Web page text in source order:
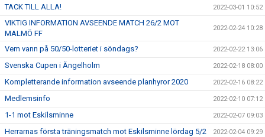
TACK TILL ALLA! 2022-03-01 10:52
VIKTIG INFORMATION AVSEENDE MATCH 26/2 MOT
MALMÖ FF
2022-02-24 10:28
Vem vann på 50/50-lotteriet i söndags? 2022-02-22 13:06
Svenska Cupen i Ängelholm 2022-02-18 08:00
Kompletterande information avseende planhyror 2020 2022-02-16 08:22
Medlemsinfo 2022-02-10 07:12
1-1 mot Eskilsminne 2022-02-07 09:03
Herrarnas första träningsmatch mot Eskilsminne lördag 5/2 2022-02-04 09:29